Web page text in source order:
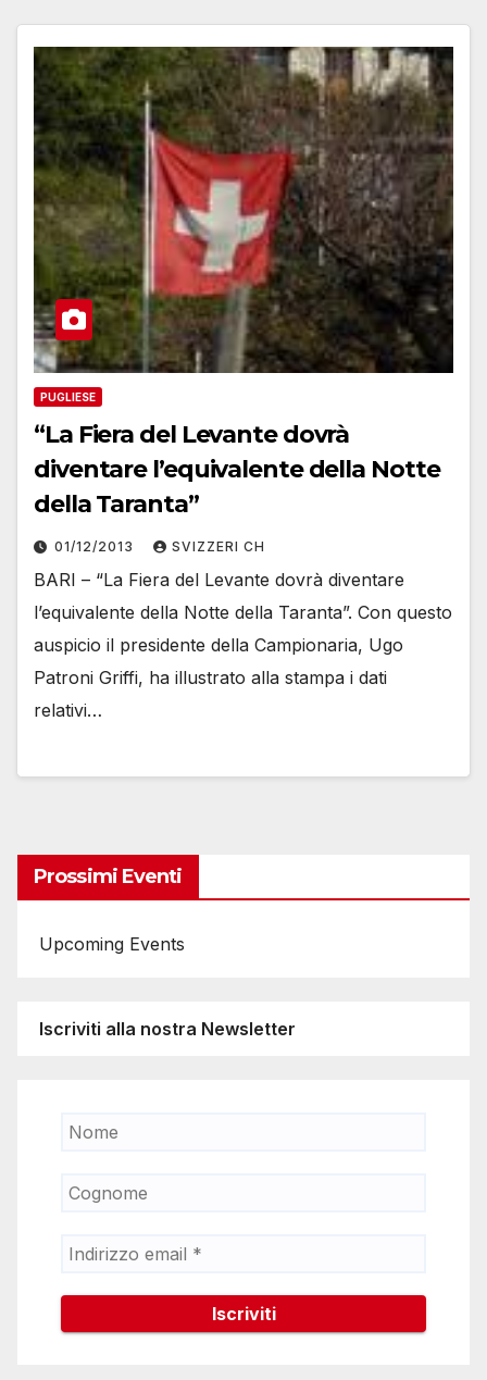
PUGLIESE
“La Fiera del Levante dovrà
diventare l’equivalente della Notte
della Taranta”
01/12/2013 SVIZZERI CH
BARI – “La Fiera del Levante dovrà diventare
l’equivalente della Notte della Taranta”. Con questo
auspicio il presidente della Campionaria, Ugo
Patroni Griffi, ha illustrato alla stampa i dati
relativi…
Prossimi Eventi
Upcoming Events
Iscriviti alla nostra Newsletter